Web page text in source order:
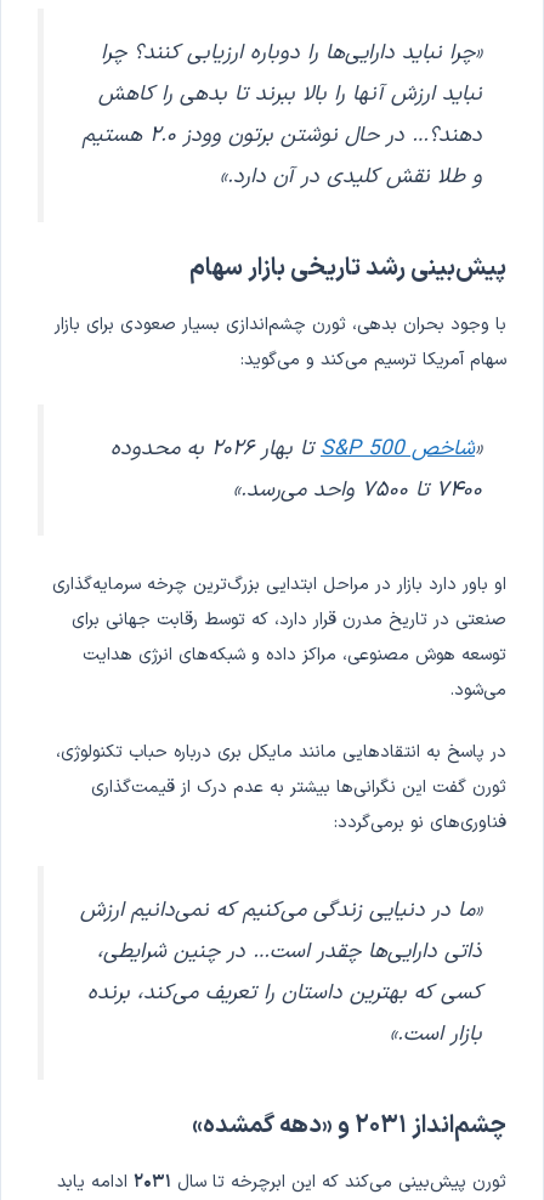
«چرا نباید دارایی‌ها را دوباره ارزیابی کنند؟ چرا
نباید ارزش آنها را بالا ببرند تا بدهی را کاهش
دهند؟… در حال نوشتن برتون وودز ۲.۰ هستیم
و طلا نقش کلیدی در آن دارد.»
پیش‌بینی رشد تاریخی بازار سهام
با وجود بحران بدهی، ثورن چشم‌اندازی بسیار صعودی برای بازار
سهام آمریکا ترسیم می‌کند و می‌گوید:
«شاخص S&P 500
تا بهار ۲۰۲۶ به محدوده
۷۴۰۰ تا ۷۵۰۰ واحد می‌رسد.»
او باور دارد بازار در مراحل ابتدایی بزرگ‌ترین چرخه سرمایه‌گذاری
صنعتی در تاریخ مدرن قرار دارد، که توسط رقابت جهانی برای
توسعه هوش مصنوعی، مراکز داده و شبکه‌های انرژی هدایت
می‌شود.
در پاسخ به انتقادهایی مانند مایکل بری درباره حباب تکنولوژی،
ثورن گفت این نگرانی‌ها بیشتر به عدم درک از قیمت‌گذاری
فناوری‌های نو برمی‌گردد:
«ما در دنیایی زندگی می‌کنیم که نمی‌دانیم ارزش
ذاتی دارایی‌ها چقدر است… در چنین شرایطی،
کسی که بهترین داستان را تعریف می‌کند، برنده
بازار است.»
چشم‌انداز ۲۰۳۱ و «دهه گمشده»
ثورن پیش‌بینی می‌کند که این ابرچرخه تا سال ۲۰۳۱ ادامه یابد